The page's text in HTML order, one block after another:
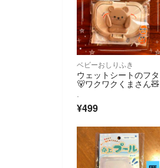
ベビーおしりふき
ウェットシートのフタ
🐻ワクワクくまさん🧸⸒
¥499